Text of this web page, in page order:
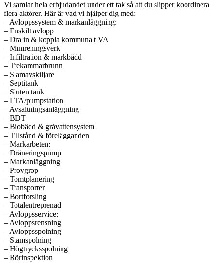
Vi samlar hela erbjudandet under ett tak så att du slipper koordinera
flera aktörer. Här är vad vi hjälper dig med:
– Avloppssystem & markanläggning:
– Enskilt avlopp
– Dra in & koppla kommunalt VA
– Minireningsverk
– Infiltration & markbädd
– Trekammarbrunn
– Slamavskiljare
– Septitank
– Sluten tank
– LTA/pumpstation
– Avsaltningsanläggning
– BDT
– Biobädd & gråvattensystem
– Tillstånd & förelägganden
– Markarbeten:
– Dräneringspump
– Markanläggning
– Provgrop
– Tomtplanering
– Transporter
– Bortforsling
– Totalentreprenad
– Avloppsservice:
– Avloppsrensning
– Avloppsspolning
– Stamspolning
– Högtrycksspolning
– Rörinspektion